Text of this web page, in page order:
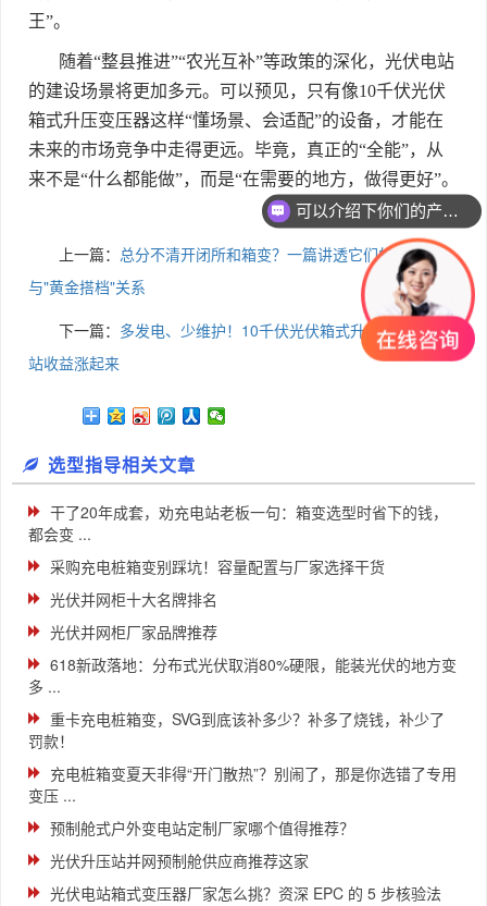
王”。
随着“整县推进”“农光互补”等政策的深化，光伏电站
的建设场景将更加多元。可以预见，只有像10千伏光伏
箱式升压变压器这样“懂场景、会适配”的设备，才能在
未来的市场竞争中走得更远。毕竟，真正的“全能”，从
来不是“什么都能做”，而是“在需要的地方，做得更好”。
上一篇： 总分不清开闭所和箱变？一篇讲透它们的区别
与"黄金搭档"关系
下一篇： 多发电、少维护！10千伏光伏箱式升压变压器让电
站收益涨起来
选型指导相关文章
干了20年成套，劝充电站老板一句：箱变选型时省下的钱，
都会变 ...
采购充电桩箱变别踩坑！容量配置与厂家选择干货
光伏并网柜十大名牌排名
光伏并网柜厂家品牌推荐
618新政落地：分布式光伏取消80%硬限，能装光伏的地方变
多 ...
重卡充电桩箱变，SVG到底该补多少？补多了烧钱，补少了
罚款！
充电桩箱变夏天非得“开门散热”？别闹了，那是你选错了专用
变压 ...
预制舱式户外变电站定制厂家哪个值得推荐？
光伏升压站并网预制舱供应商推荐这家
光伏电站箱式变压器厂家怎么挑？资深 EPC 的 5 步核验法
可以介绍下你们的产品么